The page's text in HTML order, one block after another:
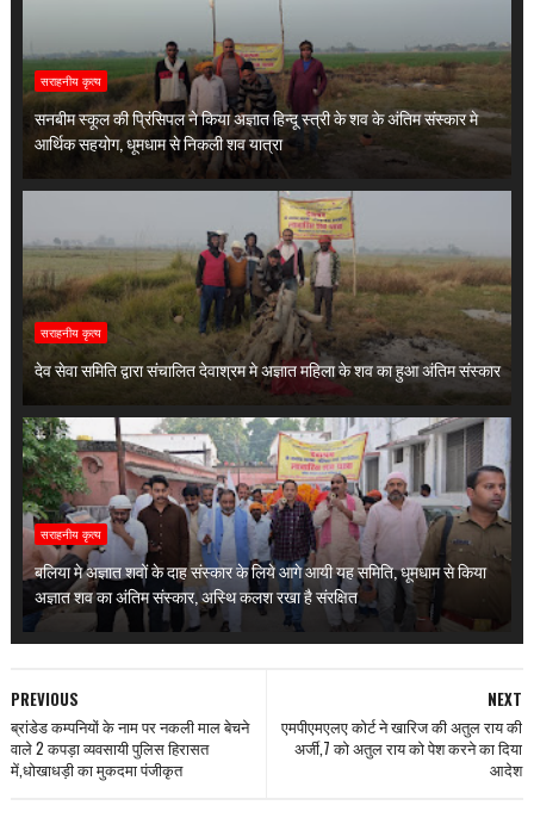
सराहनीय कृत्य
सनबीम स्कूल की प्रिंसिपल ने किया अज्ञात हिन्दू स्त्री के शव के अंतिम संस्कार मे
आर्थिक सहयोग, धूमधाम से निकली शव यात्रा
सराहनीय कृत्य
देव सेवा समिति द्वारा संचालित देवाश्रम मे अज्ञात महिला के शव का हुआ अंतिम संस्कार
सराहनीय कृत्य
बलिया मे अज्ञात शवों के दाह संस्कार के लिये आगे आयी यह समिति, धूमधाम से किया
अज्ञात शव का अंतिम संस्कार, अस्थि कलश रखा है संरक्षित
NEXT
एमपीएमएलए कोर्ट ने खारिज की अतुल राय की
अर्जी,7 को अतुल राय को पेश करने का दिया
आदेश
PREVIOUS
ब्रांडेड कम्पनियों के नाम पर नकली माल बेचने
वाले 2 कपड़ा व्यवसायी पुलिस हिरासत
में,धोखाधड़ी का मुकदमा पंजीकृत